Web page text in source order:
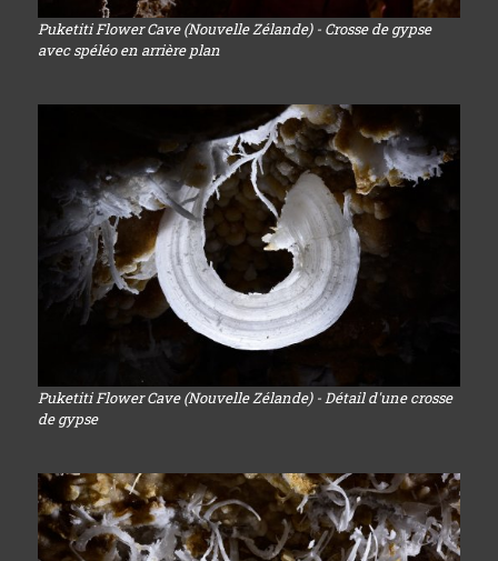
Puketiti Flower Cave (Nouvelle Zélande) - Crosse de gypse
avec spéléo en arrière plan
Puketiti Flower Cave (Nouvelle Zélande) - Détail d'une crosse
de gypse